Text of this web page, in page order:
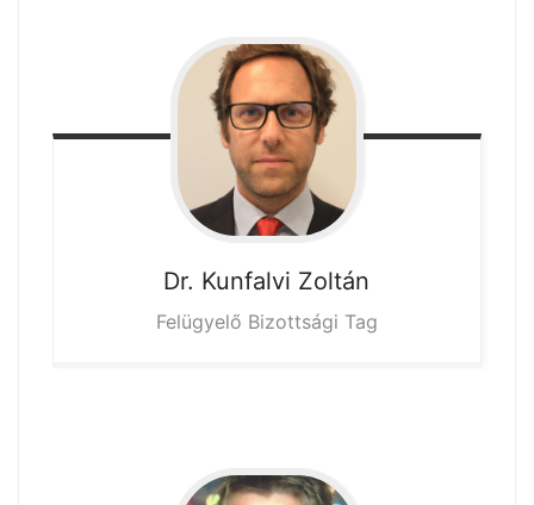
Dr. Kunfalvi Zoltán
Felügyelő Bizottsági Tag